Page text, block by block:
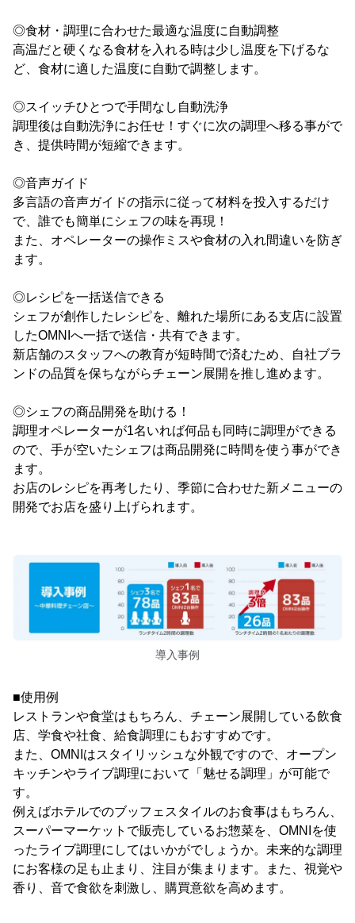
◎食材・調理に合わせた最適な温度に自動調整
高温だと硬くなる食材を入れる時は少し温度を下げるな
ど、食材に適した温度に自動で調整します。
◎スイッチひとつで手間なし自動洗浄
調理後は自動洗浄にお任せ！すぐに次の調理へ移る事がで
き、提供時間が短縮できます。
◎音声ガイド
多言語の音声ガイドの指示に従って材料を投入するだけ
で、誰でも簡単にシェフの味を再現！
また、オペレーターの操作ミスや食材の入れ間違いを防ぎ
ます。
◎レシピを一括送信できる
シェフが創作したレシピを、離れた場所にある支店に設置
したOMNIへ一括で送信・共有できます。
新店舗のスタッフへの教育が短時間で済むため、自社ブラ
ンドの品質を保ちながらチェーン展開を推し進めます。
◎シェフの商品開発を助ける！
調理オペレーターが1名いれば何品も同時に調理ができる
ので、手が空いたシェフは商品開発に時間を使う事ができ
ます。
お店のレシピを再考したり、季節に合わせた新メニューの
開発でお店を盛り上げられます。
導入事例
■使用例
レストランや食堂はもちろん、チェーン展開している飲食
店、学食や社食、給食調理にもおすすめです。
また、OMNIはスタイリッシュな外観ですので、オープン
キッチンやライブ調理において「魅せる調理」が可能で
す。
例えばホテルでのブッフェスタイルのお食事はもちろん、
スーパーマーケットで販売しているお惣菜を、OMNIを使
ったライブ調理にしてはいかがでしょうか。未来的な調理
にお客様の足も止まり、注目が集まります。また、視覚や
香り、音で食欲を刺激し、購買意欲を高めます。